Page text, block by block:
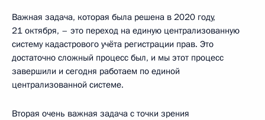
Важная задача, которая была решена в 2020 году,
21 октября, – это переход на единую централизованную
систему кадастрового учёта регистрации прав. Это
достаточно сложный процесс был, и мы этот процесс
завершили и сегодня работаем по единой
централизованной системе.
Вторая очень важная задача с точки зрения